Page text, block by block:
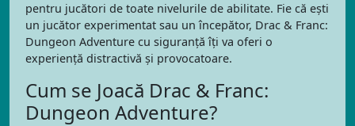
pentru jucători de toate nivelurile de abilitate. Fie că ești
un jucător experimentat sau un începător, Drac & Franc:
Dungeon Adventure cu siguranță îți va oferi o
experiență distractivă și provocatoare.
Cum se Joacă Drac & Franc:
Dungeon Adventure?